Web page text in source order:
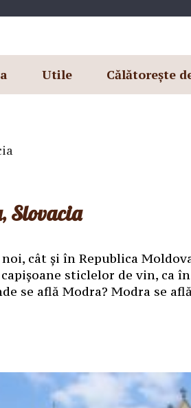
Utile Călătorește
Slovacia
cât și în Republica
sticlelor de vin, ca
se află Modra? Modra se